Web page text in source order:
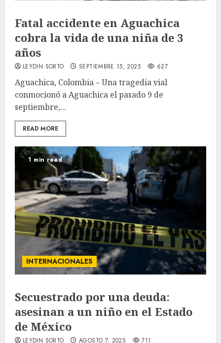
Fatal accidente en Aguachica
cobra la vida de una niña de 3
años
LEYDIN SORTO SEPTIEMBRE 15, 2025 627
Aguachica, Colombia – Una tragedia vial
conmocionó a Aguachica el pasado 9 de
septiembre,...
READ MORE
1 min read
INTERNACIONALES
Secuestrado por una deuda:
asesinan a un niño en el Estado
de México
LEYDIN SORTO AGOSTO 7, 2025 711